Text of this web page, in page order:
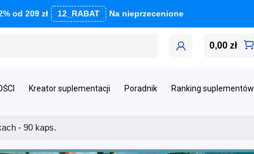
od 209 zł 12_RABAT Na nieprzecenione
0,00 zł
Kreator suplementacji Poradnik Ranking suplementów
- 90 kaps.